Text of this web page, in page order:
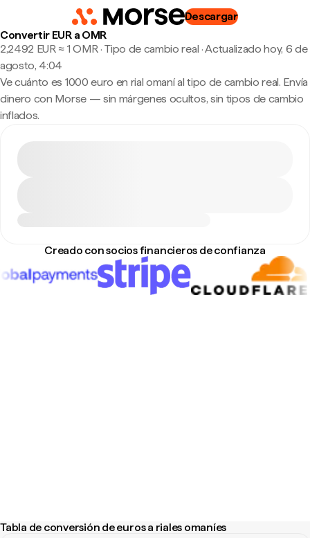
Descargar
Convertir EUR a OMR
2,2492 EUR ≈ 1 OMR · Tipo de cambio real ·Actualizado hoy, 6 de
agosto, 4:04
Ve cuánto es 1000 euro en rial omaní al tipo de cambio real. Envía
dinero con Morse — sin márgenes ocultos, sin tipos de cambio
inflados.
Creado con socios financieros de confianza
Tabla de conversión de euros a riales omaníes